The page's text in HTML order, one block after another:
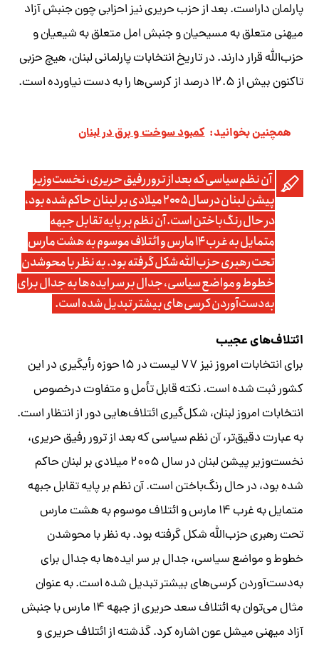
پارلمان داراست. بعد از حزب حریری نیز احزابی چون جنبش آزاد
میهنی متعلق به مسیحیان و جنبش امل متعلق به شیعیان و
حزب‌الله قرار دارند. در تاریخ انتخابات پارلمانی لبنان، هیچ حزبی
تاکنون بیش از ۱۲.۵ درصد از کرسی‌ها را به دست نیاورده است.
همچنین بخوانید: کمبود سوخت و برق در لبنان
آن نظم سیاسی که بعد از ترور رفیق حریری، نخست‌وزیر
پیشن لبنان در سال ۲۰۰۵ میلادی بر لبنان حاکم شده بود،
در حال رنگ‌باختن است. آن نظم بر پایه تقابل جبهه
متمایل به غرب ۱۴ مارس و ائتلاف موسوم به هشت مارس
تحت رهبری حزب‌الله شکل گرفته بود. به نظر با محوشدن
خطوط و مواضع سیاسی، جدال بر سر ایده‌ها به جدال برای
به‌دست‌آوردن کرسی‌های بیشتر تبدیل شده است.
ائتلاف‌های عجیب
برای انتخابات امروز نیز ۷۷ لیست در ۱۵ حوزه رأیگیری در این
کشور ثبت شده است. نکته قابل تأمل و متفاوت درخصوص
انتخابات امروز لبنان، شکل‌گیری ائتلاف‌هایی دور از انتظار است.
به عبارت دقیق‌تر، آن نظم سیاسی که بعد از ترور رفیق حریری،
نخست‌وزیر پیشن لبنان در سال ۲۰۰۵ میلادی بر لبنان حاکم
شده بود، در حال رنگ‌باختن است. آن نظم بر پایه تقابل جبهه
متمایل به غرب ۱۴ مارس و ائتلاف موسوم به هشت مارس
تحت رهبری حزب‌الله شکل گرفته بود. به نظر با محوشدن
خطوط و مواضع سیاسی، جدال بر سر ایده‌ها به جدال برای
به‌دست‌آوردن کرسی‌های بیشتر تبدیل شده است. به عنوان
مثال می‌توان به ائتلاف سعد حریری از جبهه ۱۴ مارس با جنبش
آزاد میهنی میشل عون اشاره کرد. گذشته از ائتلاف حریری و